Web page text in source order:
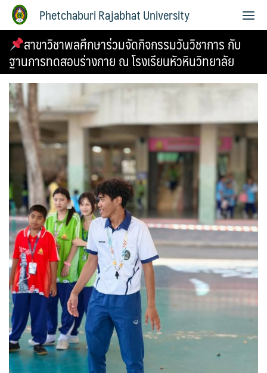
Phetchaburi Rajabhat University
สาขาวิชาพลศึกษาร่วมจัดกิจกรรมวันวิชาการ กับ
ฐานการทดสอบร่างกาย ณ โรงเรียนหัวหินวิทยาลัย